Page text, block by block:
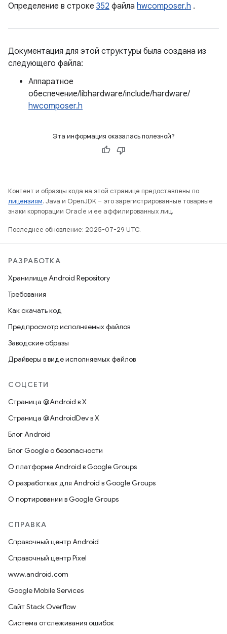
Определение в строке 352 файла hwcomposer.h .
Документация для этой структуры была создана из
следующего файла:
Аппаратное
обеспечение/libhardware/include/hardware/
hwcomposer.h
Эта информация оказалась полезной?
Контент и образцы кода на этой странице предоставлены по
лицензиям. Java и OpenJDK – это зарегистрированные товарные
знаки корпорации Oracle и ее аффилированных лиц.
Последнее обновление: 2025-07-29 UTC.
РАЗРАБОТКА
Хранилище Android Repository
Требования
Как скачать код
Предпросмотр исполняемых файлов
Заводские образы
Драйверы в виде исполняемых файлов
СОЦСЕТИ
Страница @Android в X
Страница @AndroidDev в X
Блог Android
Блог Google о безопасности
О платформе Android в Google Groups
О разработках для Android в Google Groups
О портировании в Google Groups
СПРАВКА
Справочный центр Android
Справочный центр Pixel
www.android.com
Google Mobile Services
Сайт Stack Overflow
Система отслеживания ошибок